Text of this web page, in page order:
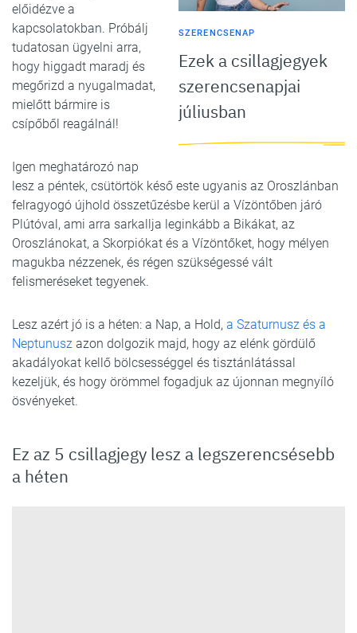
SZERENCSENAP
Ezek a csillagjegyek
szerencsenapjai
júliusban
előidézve a
kapcsolatokban. Próbálj
tudatosan ügyelni arra,
hogy higgadt maradj és
megőrizd a nyugalmadat,
mielőtt bármire is
csípőből reagálnál!
Igen meghatározó nap
lesz a péntek, csütörtök késő este ugyanis az Oroszlánban
felragyogó újhold összetűzésbe kerül a Vízöntőben járó
Plútóval, ami arra sarkallja leginkább a Bikákat, az
Oroszlánokat, a Skorpiókat és a Vízöntőket, hogy mélyen
magukba nézzenek, és régen szükségessé vált
felismeréseket tegyenek.
Lesz azért jó is a héten: a Nap, a Hold, a Szaturnusz és a
Neptunusz azon dolgozik majd, hogy az elénk gördülő
akadályokat kellő bölcsességgel és tisztánlátással
kezeljük, és hogy örömmel fogadjuk az újonnan megnyíló
ösvényeket.
Ez az 5 csillagjegy lesz a legszerencsésebb
a héten